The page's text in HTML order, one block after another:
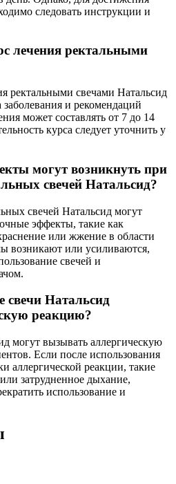
следовать инструкции и
лечения ректальными
ректальными свечами Натальсид
заболевания и рекомендаций
может составлять от 7 до 14
курса следует уточнить у
могут возникнуть при
свечей Натальсид?
свечей Натальсид могут
эффекты, такие как
или жжение в области
возникают или усиливаются,
свечей и
свечи Натальсид
реакцию?
могут вызывать аллергическую
Если после использования
аллергической реакции, такие
затрудненное дыхание,
использование и